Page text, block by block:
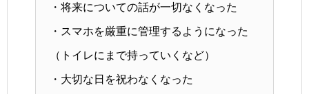
・将来についての話が一切なくなった
・スマホを厳重に管理するようになった
（トイレにまで持っていくなど）
・大切な日を祝わなくなった